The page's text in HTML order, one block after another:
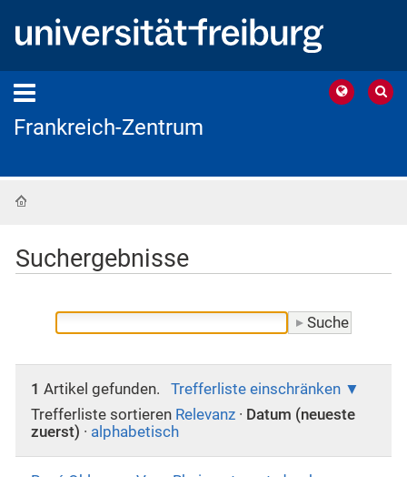
Frankreich-Zentrum
Suchergebnisse
1 Artikel gefunden.
Trefferliste einschränken
Trefferliste sortieren Relevanz · Datum (neueste
zuerst) · alphabetisch